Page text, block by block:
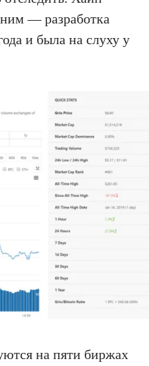
— разработка
и была на слуху у
на пяти биржах